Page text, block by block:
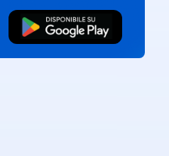
Download Gratis